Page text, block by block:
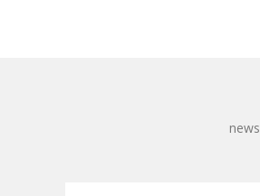
news